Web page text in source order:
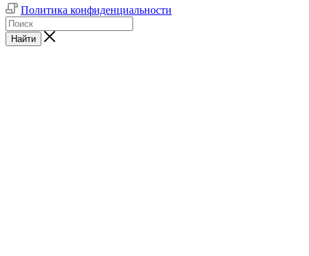
Политика конфиденциальности
Найти